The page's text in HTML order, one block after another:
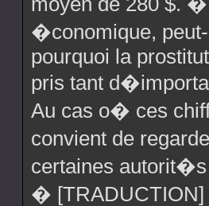
�conomique,
pourquoi la
pris tant
Au cas o� ces
convient de
certaines autorit�s
� [TRADUCTION]